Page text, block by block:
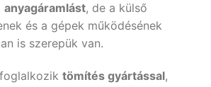
anyagáramlást, de a külső
és a gépek működésének
is szerepük van.
tömítés gyártással,